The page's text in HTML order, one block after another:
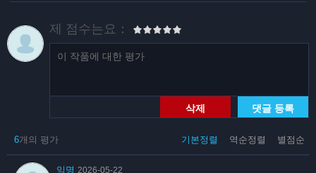
제 점수는요：
삭제 댓글 등록
기본정렬 역순정렬 별점순
6개의 평가
익명 2026-05-22